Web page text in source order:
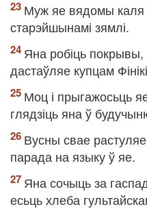
Муж яе вядомы каля
старэйшынамі зямлі.
Яна робіць покрывы,
дастаўляе купцам
Моц і прыгажосьць
глядзіць яна ў
Вусны свае
парада на языку ў яе.
Яна сочыць за
есьць хлеба